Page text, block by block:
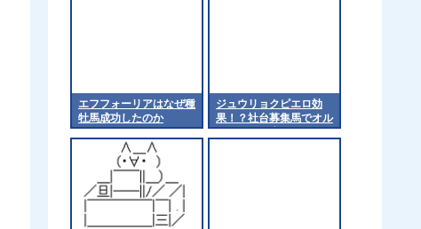
エフフォーリアはなぜ種
牡馬成功したのか
ジュウリョクピエロ効
果！？社台募集馬でオル
フェーヴル大人気に